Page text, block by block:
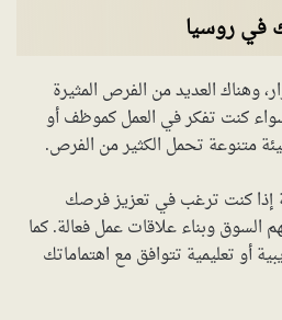
في روسيا
وهناك العديد من الفرص المثيرة
كنت تفكر في العمل كموظف أو
متنوعة تحمل الكثير من الفرص.
إذا كنت ترغب في تعزيز فرصك
السوق وبناء علاقات عمل فعالة. كما
أو تعليمية تتوافق مع اهتماماتك